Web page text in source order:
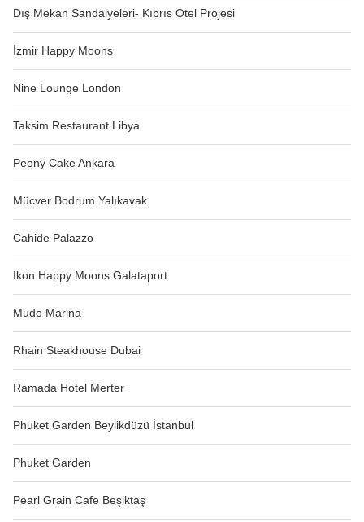
Dış Mekan Sandalyeleri- Kıbrıs Otel Projesi
İzmir Happy Moons
Nine Lounge London
Taksim Restaurant Libya
Peony Cake Ankara
Mücver Bodrum Yalıkavak
Cahide Palazzo
İkon Happy Moons Galataport
Mudo Marina
Rhain Steakhouse Dubai
Ramada Hotel Merter
Phuket Garden Beylikdüzü İstanbul
Phuket Garden
Pearl Grain Cafe Beşiktaş